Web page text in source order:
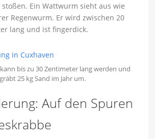
Ein Wattwurm sieht aus wie
Regenwurm. Er wird zwischen 20
lang und ist fingerdick.
bis zu 30 Zentimeter lang werden und
gräbt 25 kg Sand im Jahr um.
Auf den Spuren